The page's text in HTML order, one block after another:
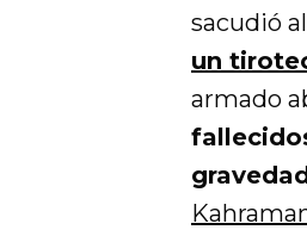
sacudió
un
armado